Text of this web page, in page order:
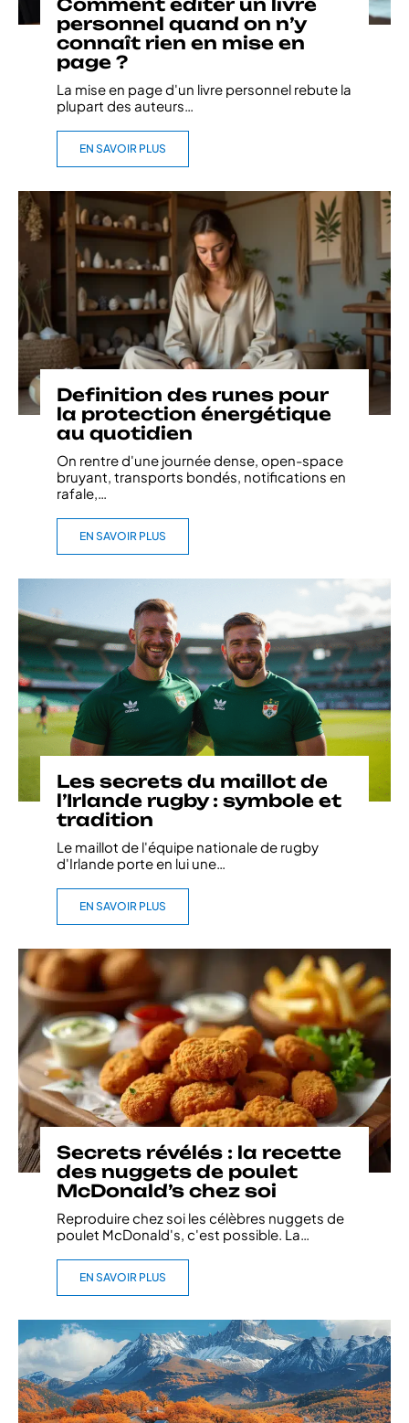
personnel quand on n’y
connaît rien en mise en
page ?
La mise en page d'un livre personnel rebute la
plupart des auteurs
EN SAVOIR PLUS
Definition des runes pour
la protection énergétique
au quotidien
On rentre d'une journée dense, open-space
bruyant, transports bondés, notifications en
rafale,
EN SAVOIR PLUS
Les secrets du maillot de
l’Irlande rugby : symbole et
tradition
Le maillot de l'équipe nationale de rugby
d'Irlande porte en lui une…
EN SAVOIR PLUS
Secrets révélés : la recette
des nuggets de poulet
McDonald’s chez soi
Reproduire chez soi les célèbres nuggets de
poulet McDonald's, c'est possible. La…
EN SAVOIR PLUS